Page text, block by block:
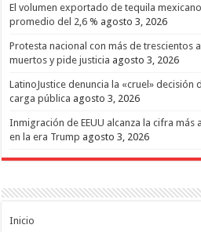
El volumen exportado de tequila
promedio del 2,6 % agosto 3, 2026
Protesta nacional con más de trescientos
muertos y pide justicia agosto 3, 2026
LatinoJustice denuncia la «cruel»
carga pública agosto 3, 2026
Inmigración de EEUU alcanza la cifra más
en la era Trump agosto 3, 2026
Inicio